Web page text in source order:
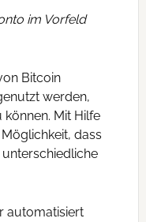
im Vorfeld
Bitcoin
werden,
Mit Hilfe
dass
automatisiert